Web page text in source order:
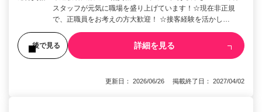
スタッフが元気に職場を盛り上げています！☆現在非正規
で、正職員をお考えの方大歓迎！ ☆接客経験を活かし…
後で見る 詳細を見る
更新日： 2026/06/26 掲載終了日： 2027/04/02